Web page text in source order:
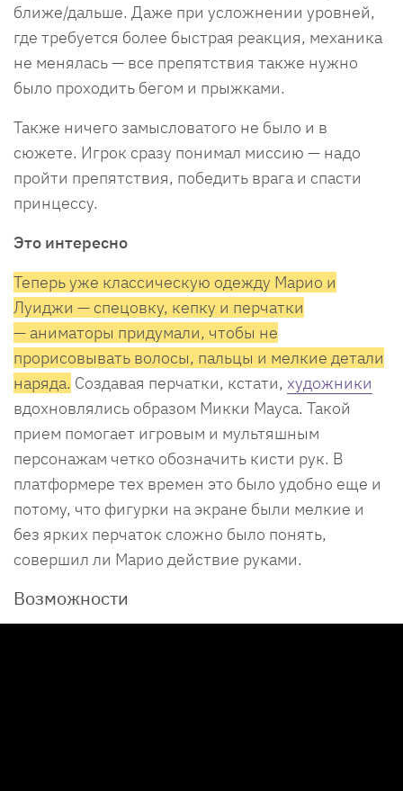
ближе/дальше. Даже при усложнении уровней,
где требуется более быстрая реакция, механика
не менялась — все препятствия также нужно
было проходить бегом и прыжками.
Также ничего замысловатого не было и в
сюжете. Игрок сразу понимал миссию — надо
пройти препятствия, победить врага и спасти
принцессу.
Это интересно
Теперь уже классическую одежду Марио и
Луиджи — спецовку, кепку и перчатки
— аниматоры придумали, чтобы не
прорисовывать волосы, пальцы и мелкие детали
наряда. Создавая перчатки, кстати, художники
вдохновлялись образом Микки Мауса. Такой
прием помогает игровым и мультяшным
персонажам четко обозначить кисти рук. В
платформере тех времен это было удобно еще и
потому, что фигурки на экране были мелкие и
без ярких перчаток сложно было понять,
совершил ли Марио действие руками.
Возможности